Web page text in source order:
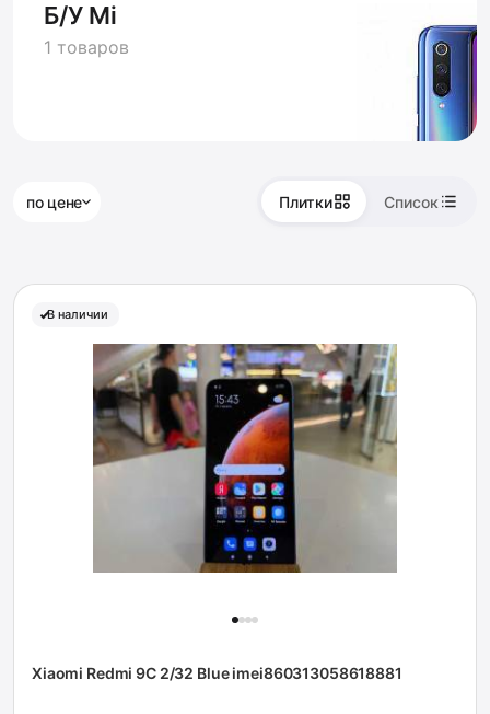
Б/У Mi
1 товаров
по цене Плитки Список
В наличии
Xiaomi Redmi 9С 2/32 Blue imei860313058618881